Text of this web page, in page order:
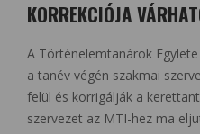
KORREKCIÓJA
A Történelemtanárok
a tanév végén szakmai
felül és korrigálják a
szervezet az MTI-hez ma